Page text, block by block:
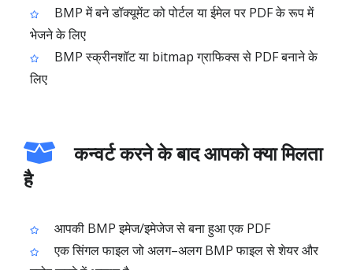
BMP में बने डॉक्यूमेंट को पोर्टल या ईमेल पर PDF के रूप में
भेजने के लिए
BMP स्क्रीनशॉट या bitmap ग्राफिक्स से PDF बनाने के
लिए
कन्वर्ट करने के बाद आपको क्या मिलता
है
आपकी BMP इमेज/इमेजेज से बना हुआ एक PDF
एक सिंगल फाइल जो अलग–अलग BMP फाइल से शेयर और